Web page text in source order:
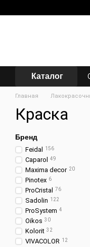
Каталог
Главная
Краска
Бренд
Feidal 156
Caparol 49
Maxima decor 20
Pinotex 6
ProCristal 76
Sadolin 122
ProSystem 4
Oikos 30
Kolorit 32
VIVACOLOR 12